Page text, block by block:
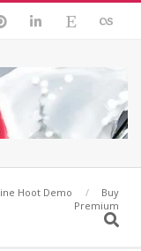
Hoot Demo
Buy
Premium
Search